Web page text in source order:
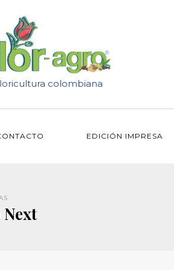
colombiana
EDICIÓN IMPRESA
Next